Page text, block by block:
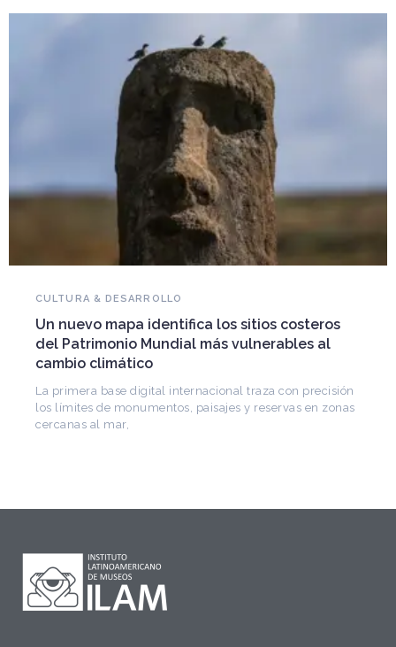
Falleció Ramón Gutiérrez, guardián del
patrimonio iberoamericano
Arquitecto, historiador e Investigador Superior del
CONICET, fundó el CEDODAL e impulsó los Seminarios
de Arquitectura Latinoamericana. Publicó más de